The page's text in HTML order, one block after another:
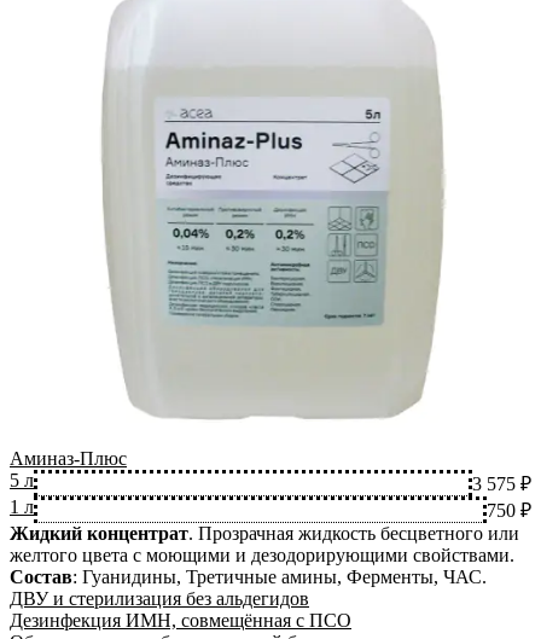
Аминаз-Плюс
5 л
3 575 ₽
1 л
750 ₽
Жидкий концентрат. Прозрачная жидкость бесцветного или
желтого цвета с моющими и дезодорирующими свойствами.
Состав: Гуанидины, Третичные амины, Ферменты, ЧАС.
ДВУ и стерилизация без альдегидов
Дезинфекция ИМН, совмещённая с ПСО